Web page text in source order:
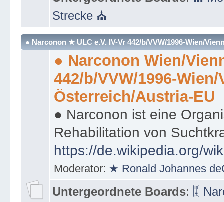
Strecke ⛪
● Narconon ★ ULC e.V. IV-Vr 442/b/VVW/1996-Wien/
● Narconon Wien/
442/b/VVW/1996-Wien/
Österreich/Austria-EU
● Narconon ist eine
Rehabilitation von
https://de.wikipedia.org/
Moderator: ★ Ronald Johannes
Untergeordnete Boards: 🎚